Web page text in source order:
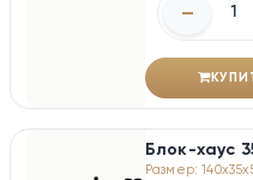
–
Блок-хаус
Размер: